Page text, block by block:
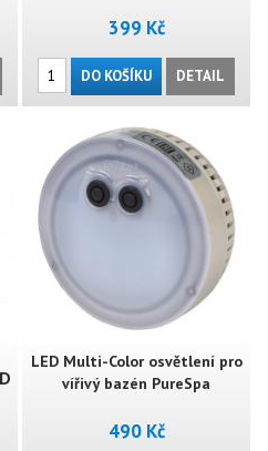
399 Kč
DO KOŠÍKU DETAIL
LED Multi-Color osvětlení pro
vířivý bazén PureSpa
490 Kč